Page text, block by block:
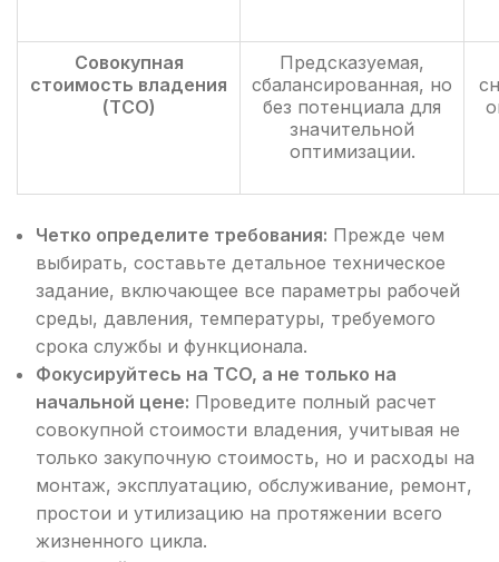
Совокупная
стоимость владения
(TCO)
Предсказуемая,
сбалансированная, но
без потенциала для
значительной
оптимизации.
Четко определите требования: Прежде чем
выбирать, составьте детальное техническое
задание, включающее все параметры рабочей
среды, давления, температуры, требуемого
срока службы и функционала.
Фокусируйтесь на TCO, а не только на
начальной цене: Проведите полный расчет
совокупной стоимости владения, учитывая не
только закупочную стоимость, но и расходы на
монтаж, эксплуатацию, обслуживание, ремонт,
простои и утилизацию на протяжении всего
жизненного цикла.